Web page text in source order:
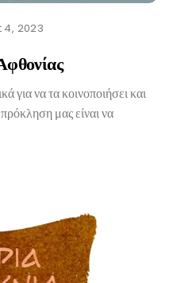
4, 2023
για να τα κοινοποιήσει και
μας είναι να